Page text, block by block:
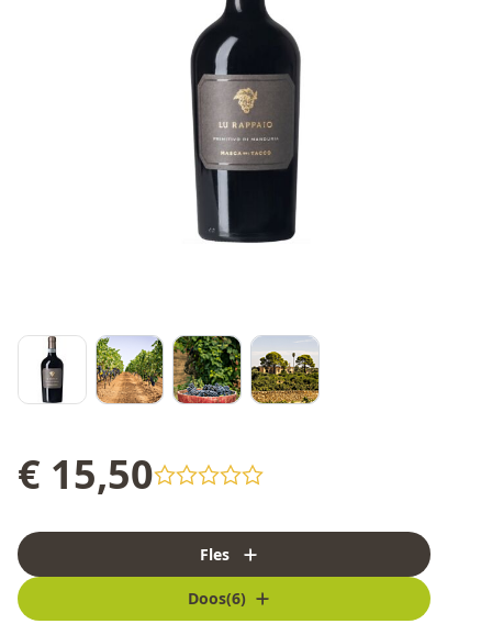
€ 15,50
Fles
Doos(6)